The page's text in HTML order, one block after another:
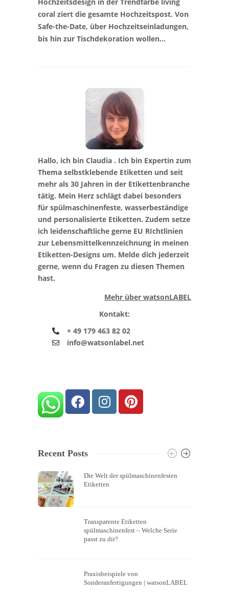
coral ziert die gesamte Hochzeitspost. Von
Safe-the-Date, über Hochzeitseinladungen,
bis hin zur Tischdekoration wollen…
Hallo, ich bin Claudia . Ich bin Expertin zum
Thema selbstklebende Etiketten und seit
mehr als 30 Jahren in der Etikettenbranche
tätig. Mein Herz schlägt dabei besonders
für spülmaschinenfeste, wasserbeständige
und personalisierte Etiketten. Zudem setze
ich leidenschaftliche gerne EU RIchtlinien
zur Lebensmittelkennzeichnung in meinen
Etiketten-Designs um. Melde dich jederzeit
gerne, wenn du Fragen zu diesen Themen
hast.
Mehr über watsonLABEL
Kontakt:
+ 49 179 463 82 02
info@watsonlabel.net
Recent Posts
Die Welt der spülmaschinenfesten
Etiketten
Transparente Etiketten
spülmaschinenfest – Welche Serie
passt zu dir?
Praxisbeispiele von
Sonderanfertigungen | watsonLABEL